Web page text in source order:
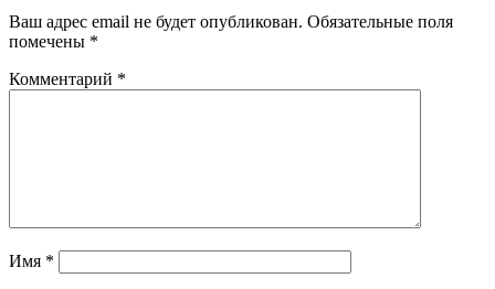
Ваш адрес email не будет опубликован. Обязательные поля
помечены *
Комментарий *
Имя *